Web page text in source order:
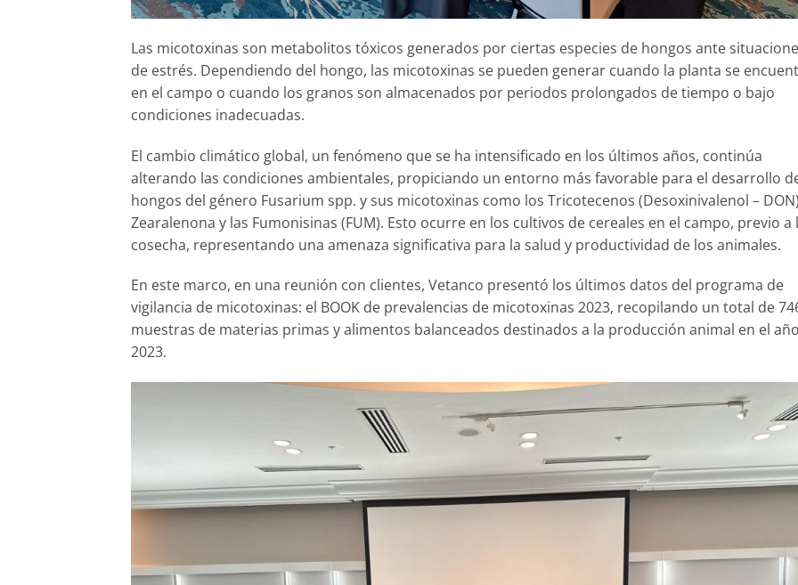
Las micotoxinas son metabolitos tóxicos generados por ciertas especies de hongos ante
de estrés. Dependiendo del hongo, las micotoxinas se pueden generar cuando la planta se
en el campo o cuando los granos son almacenados por periodos prolongados de tiempo o bajo
condiciones inadecuadas.
El cambio climático global, un fenómeno que se ha intensificado en los últimos años, continúa
alterando las condiciones ambientales, propiciando un entorno más favorable para el desarrollo
hongos del género Fusarium spp. y sus micotoxinas como los Tricotecenos (Desoxinivalenol –
Zearalenona y las Fumonisinas (FUM). Esto ocurre en los cultivos de cereales en el campo, previo a
cosecha, representando una amenaza significativa para la salud y productividad de los animales.
En este marco, en una reunión con clientes, Vetanco presentó los últimos datos del programa de
vigilancia de micotoxinas: el BOOK de prevalencias de micotoxinas 2023, recopilando un total de
muestras de materias primas y alimentos balanceados destinados a la producción animal en el
2023.